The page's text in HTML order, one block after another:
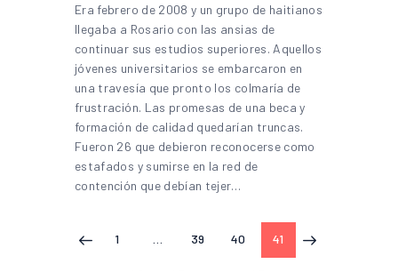
Era febrero de 2008 y un grupo de haitianos
llegaba a Rosario con las ansias de
continuar sus estudios superiores. Aquellos
jóvenes universitarios se embarcaron en
una travesía que pronto los colmaría de
frustración. Las promesas de una beca y
formación de calidad quedarían truncas.
Fueron 26 que debieron reconocerse como
estafados y sumirse en la red de
contención que debían tejer…
1 … 39 40 41